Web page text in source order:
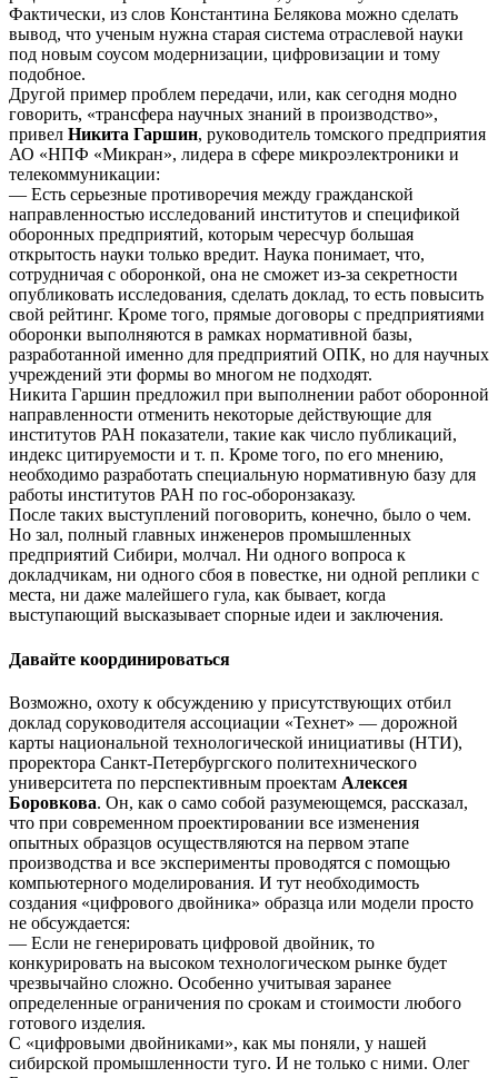
Фактически, из слов Константина Белякова можно сделать
вывод, что ученым нужна старая система отраслевой науки
под новым соусом модернизации, цифровизации и тому
подобное.
Другой пример проблем передачи, или, как сегодня модно
говорить, «трансфера научных знаний в производство»,
привел Никита Гаршин, руководитель томского предприятия
АО «НПФ «Микран», лидера в сфере микроэлектроники и
телекоммуникации:
— Есть серьезные противоречия между гражданской
направленностью исследований институтов и спецификой
оборонных предприятий, которым чересчур большая
открытость науки только вредит. Наука понимает, что,
сотрудничая с оборонкой, она не сможет из-за секретности
опубликовать исследования, сделать доклад, то есть повысить
свой рейтинг. Кроме того, прямые договоры с предприятиями
оборонки выполняются в рамках нормативной базы,
разработанной именно для предприятий ОПК, но для научных
учреждений эти формы во многом не подходят.
Никита Гаршин предложил при выполнении работ оборонной
направленности отменить некоторые действующие для
институтов РАН показатели, такие как число публикаций,
индекс цитируемости и т. п. Кроме того, по его мнению,
необходимо разработать специальную нормативную базу для
работы институтов РАН по гос-оборонзаказу.
После таких выступлений поговорить, конечно, было о чем.
Но зал, полный главных инженеров промышленных
предприятий Сибири, молчал. Ни одного вопроса к
докладчикам, ни одного сбоя в повестке, ни одной реплики с
места, ни даже малейшего гула, как бывает, когда
выступающий высказывает спорные идеи и заключения.
Давайте координироваться
Возможно, охоту к обсуждению у присутствующих отбил
доклад соруководителя ассоциации «Технет» — дорожной
карты национальной технологической инициативы (НТИ),
проректора Санкт-Петербургского политехнического
университета по перспективным проектам Алексея
Боровкова. Он, как о само собой разумеющемся, рассказал,
что при современном проектировании все изменения
опытных образцов осуществляются на первом этапе
производства и все эксперименты проводятся с помощью
компьютерного моделирования. И тут необходимость
создания «цифрового двойника» образца или модели просто
не обсуждается:
— Если не генерировать цифровой двойник, то
конкурировать на высоком технологическом рынке будет
чрезвычайно сложно. Особенно учитывая заранее
определенные ограничения по срокам и стоимости любого
готового изделия.
С «цифровыми двойниками», как мы поняли, у нашей
сибирской промышленности туго. И не только с ними. Олег